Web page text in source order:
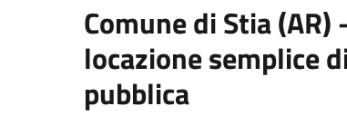
Comune di Stia (AR)
locazione semplice
pubblica